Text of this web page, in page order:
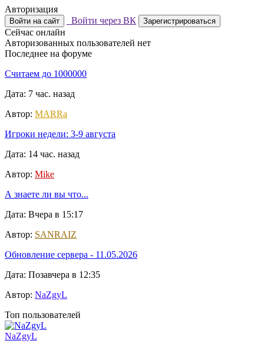
Авторизация
Войти на сайт Войти через ВК Зарегистрироваться
Сейчас онлайн
Авторизованных пользователей нет
Последнее на форуме
Считаем до 1000000
Дата: 7 час. назад
Автор: MARRa
Игроки недели: 3-9 августа
Дата: 14 час. назад
Автор: Mike
А знаете ли вы что...
Дата: Вчера в 15:17
Автор: SANRAIZ
Обновление сервера - 11.05.2026
Дата: Позавчера в 12:35
Автор: NaZgyL
Топ пользователей
NaZgyL